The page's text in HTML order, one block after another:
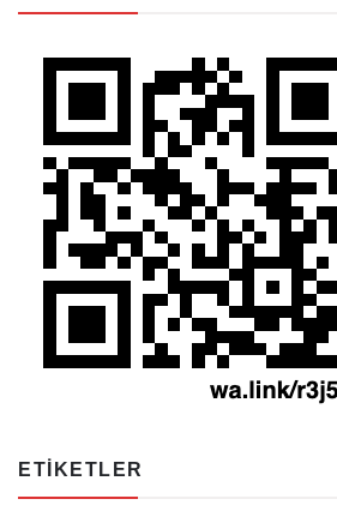
ETIKETLER